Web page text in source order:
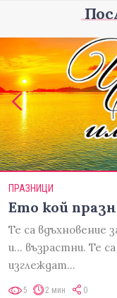
ПРАЗНИЦИ
Ето кой
Те са вдъхновение
и... възрастни. Те
изглеждат…
5 2 мин 0